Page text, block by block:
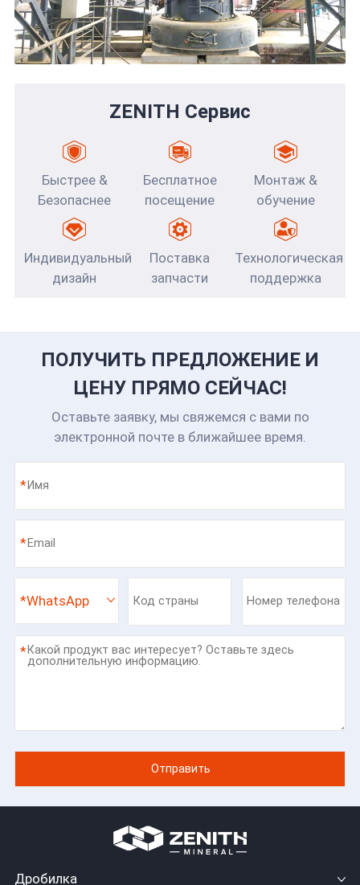
ZENITH Сервис
Быстрее &
Безопаснее
Бесплатное
посещение
Монтаж &
обучение
Индивидуальный
дизайн
Поставка
запчасти
Технологическая
поддержка
ПОЛУЧИТЬ ПРЕДЛОЖЕНИЕ И
ЦЕНУ ПРЯМО СЕЙЧАС!
Оставьте заявку, мы свяжемся с вами по
электронной почте в ближайшее время.
*
*
*WhatsApp
*
Дробилка